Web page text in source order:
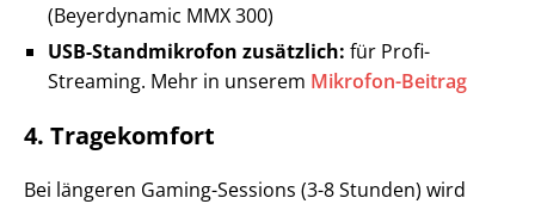
(Beyerdynamic MMX 300)
USB-Standmikrofon zusätzlich: für Profi-
Streaming. Mehr in unserem Mikrofon-Beitrag
4. Tragekomfort
Bei längeren Gaming-Sessions (3-8 Stunden) wird